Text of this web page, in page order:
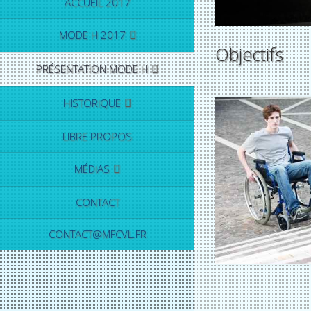
MODE H 2017
PRÉSENTATION MODE H
HISTORIQUE
LIBRE PROPOS
MÉDIAS
CONTACT
CONTACT@MFCVL.FR
Objectifs